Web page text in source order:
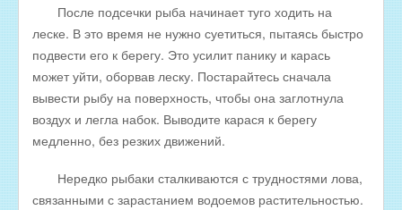
После подсечки рыба начинает туго ходить на
леске. В это время не нужно суетиться, пытаясь быстро
подвести его к берегу. Это усилит панику и карась
может уйти, оборвав леску. Постарайтесь сначала
вывести рыбу на поверхность, чтобы она заглотнула
воздух и легла набок. Выводите карася к берегу
медленно, без резких движений.
Нередко рыбаки сталкиваются с трудностями лова,
связанными с зарастанием водоемов растительностью.